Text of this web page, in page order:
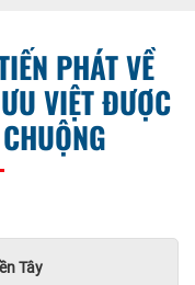
PHÁT VỀ
VIỆT ĐƯỢC
Tây